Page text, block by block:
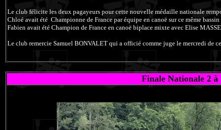
Le club félicite les deux pagayeurs pour cette nouvelle médaille nationale
Chloé avait été Championne de France par équipe en canoë sur ce même
Fabien avait été Champion de France en canoë biplace mixte avec Elise
Le club remercie Samuel BONVALET qui a officié comme juge le mercredi de
Finale Nationale 2 à